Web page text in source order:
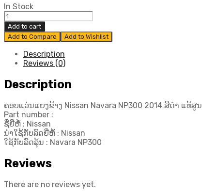
In Stock
ຄອບ
ແວ່ນ
ແຍງ
ຂ້າງ
Nissan
Navara
2014
ສີ
ແທ້
ສູນ
quantity
Add to cart
Add to Compare
Add to Wishlist
Description
Reviews (0)
Description
ຄອບແວ່ນແຍງຂ້າງ Nissan Navara NP300 2014 ສີດຳ ແທ້ສູນ
Part number :
ຊື່ຍີ່ຫໍ້ : Nissan
ນຳໃຊ້ກັບລົດຍີ່ຫໍ້ : Nissan
ໃຊ້ກັບລົດລຸ້ນ : Navara NP300
Reviews
There are no reviews yet.